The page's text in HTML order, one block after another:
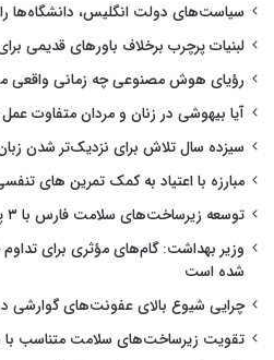
سیاست‌های دولت انگلیس، دانشگاه‌ها
لبنیات پرچرب برخلاف باورهای قدیمی
رؤیای هوش مصنوعی چه زمانی واقعی
آیا بیهوشی در زنان و مردان متفاوت
سیزده سال تلاش برای نزدیک‌تر شدن
مبارزه با اعتیاد به کمک تمرین های
توسعه زیرساخت‌های سلامت فارس با ۳ پروژه شتاب گرفت
وزیر بهداشت: گام‌های مؤثری برای
شده است
چرایی شیوع بالای عفونت‌های گوارشی
تقویت زیرساخت‌های سلامت متناسب با